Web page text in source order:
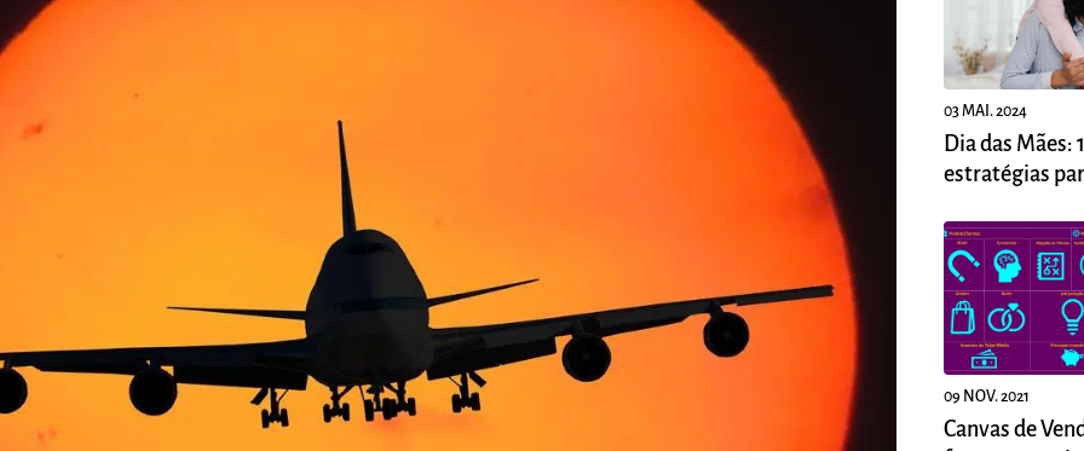
03 MAI. 2024
Dia das Mães:
estratégias
09 NOV. 2021
Canvas de